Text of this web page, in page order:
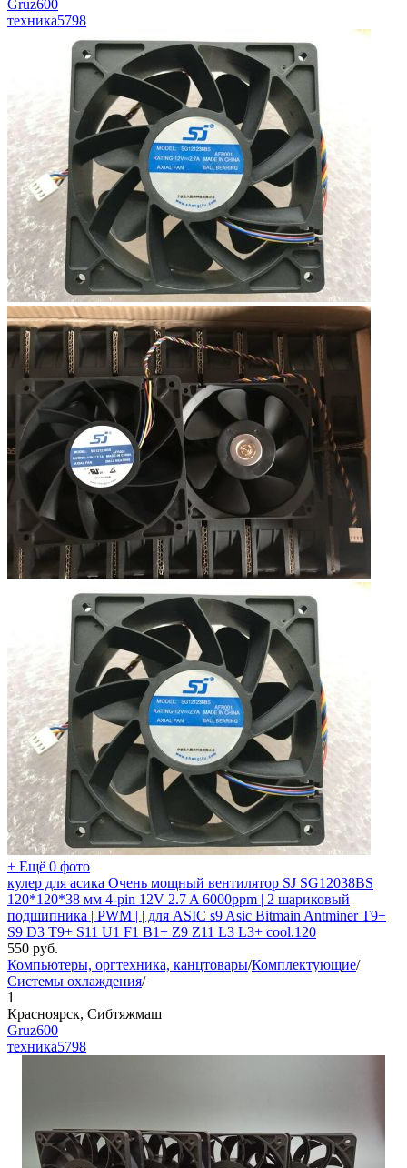
Gruz600
техника5798
+ Ещё 0 фото
кулер для асика Очень мощный вентилятор SJ SG12038BS
120*120*38 мм 4-pin 12V 2.7 A 6000ppm | 2 шариковый
подшипника | PWM | | для ASIC s9 Asic Bitmain Antminer T9+
S9 D3 T9+ S11 U1 F1 B1+ Z9 Z11 L3 L3+ cool.120
550 руб.
Компьютеры, оргтехника, канцтовары/Комплектующие/
Системы охлаждения/
1
Красноярск, Сибтяжмаш
Gruz600
техника5798